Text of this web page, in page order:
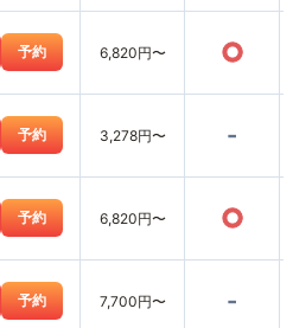
予約 6,820円〜 ○
予約 3,278円〜 -
予約 6,820円〜 ○
予約 7,700円〜 -